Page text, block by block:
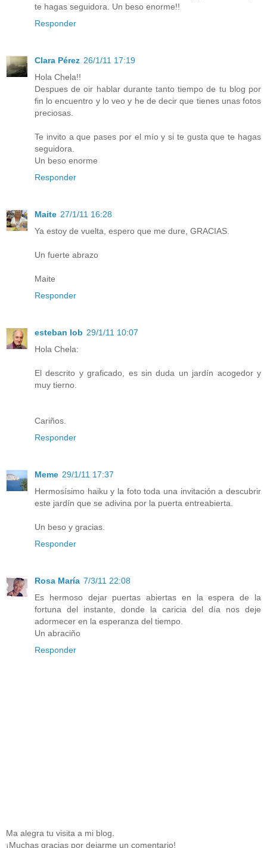
te hagas seguidora. Un beso enorme!!
Responder
Clara Pérez 26/1/11 17:19
Hola Chela!!
Despues de oir hablar durante tanto tiempo de tu blog por
fin lo encuentro y lo veo y he de decir que tienes unas fotos
preciosas.
Te invito a que pases por el mío y si te gusta que te hagas
seguidora.
Un beso enorme
Responder
Maite 27/1/11 16:28
Ya estoy de vuelta, espero que me dure, GRACIAS.
Un fuerte abrazo
Maite
Responder
esteban lob 29/1/11 10:07
Hola Chela:
El descrito y graficado, es sin duda un jardín acogedor y
muy tierno.
Cariños.
Responder
Meme 29/1/11 17:37
Hermosísimo haiku y la foto toda una invitación a descubrir
este jardín que se adivina por la puerta entreabierta.
Un beso y gracias.
Responder
Rosa María 7/3/11 22:08
Es hermoso dejar puertas abiertas en la espera de la
fortuna del instante, donde la caricia del día nos deje
adormecer en la esperanza del tiempo.
Un abraciño
Responder
Ma alegra tu visita a mi blog.
¡Muchas gracias por dejarme un comentario!